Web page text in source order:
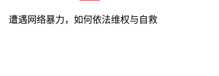
遭遇网络暴力，如何依法维权与自救